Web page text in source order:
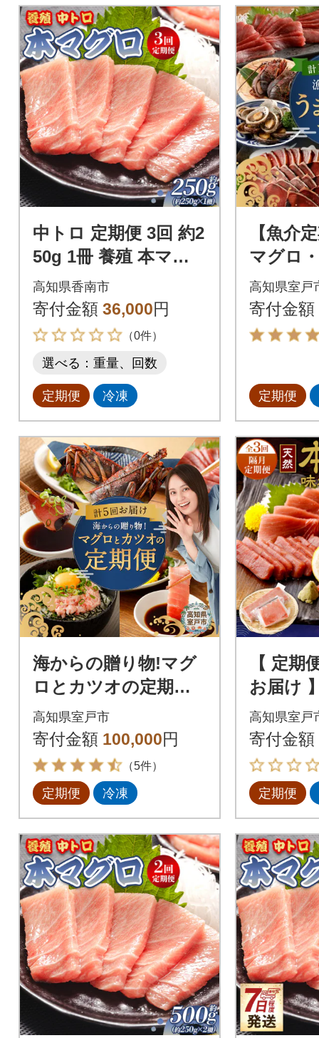
中トロ 定期便 3回 約2
50g 1冊 養殖 本マグ
ロ 合計750g Woo-002
8
高知県香南市
寄付金額 36,000円
（0件）
選べる：重量、回数
定期便 冷凍
【魚介
マグロ
かつお
介類加
セット
高知県室戸
寄付金額
定期便
海からの贈り物!マグ
ロとカツオの定期便
【5回お届け】【コロ
ナ支援 訳あり】
高知県室戸市
寄付金額 100,000円
（5件）
定期便 冷凍
【 定期
お届け
ド産天
わいセ
高知県室戸
寄付金額
定期便